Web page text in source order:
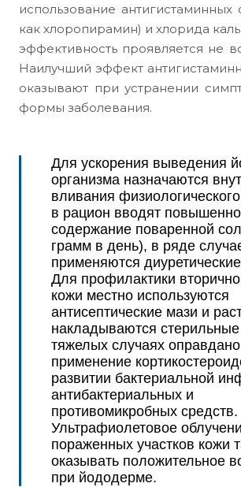
использование антигистаминных
как хлоропирамин) и хлорида
эффективность проявляется не
Наилучший эффект
оказывают при устранении
формы заболевания.
Для ускорения выведения
организма назначаются
вливания
в рацион вводят
содержание поваренной
грамм в день), в ряде
применяются
Для профилактики
кожи местно используются
антисептические мази и
накладываются
тяжелых случаях оправдано
применение
развитии бактериальной
антибактериальных и
противомикробных средств.
Ультрафиолетовое
пораженных участков кожи
оказывать положительное
при йододерме.